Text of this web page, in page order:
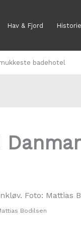
Hav & Fjord
badehotel
Bodilsen